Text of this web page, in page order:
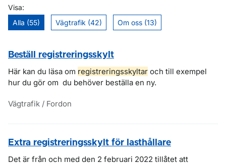
Visa:
Alla (55)
Vägtrafik (42) Om oss (13)
Beställ registreringsskylt
Här kan du läsa om registreringsskyltar och till exempel
hur du gör om du behöver beställa en ny.
Vägtrafik / Fordon
Extra registreringsskylt för lasthållare
Det är från och med den 2 februari 2022 tillåtet att